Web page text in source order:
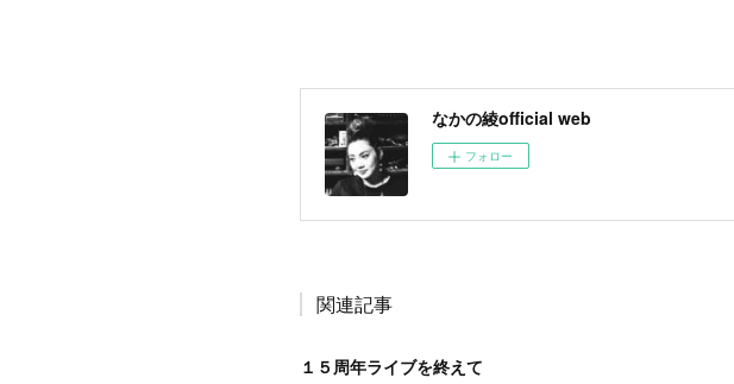
なかの綾official web
フォロー
関連記事
１５周年ライブを終えて